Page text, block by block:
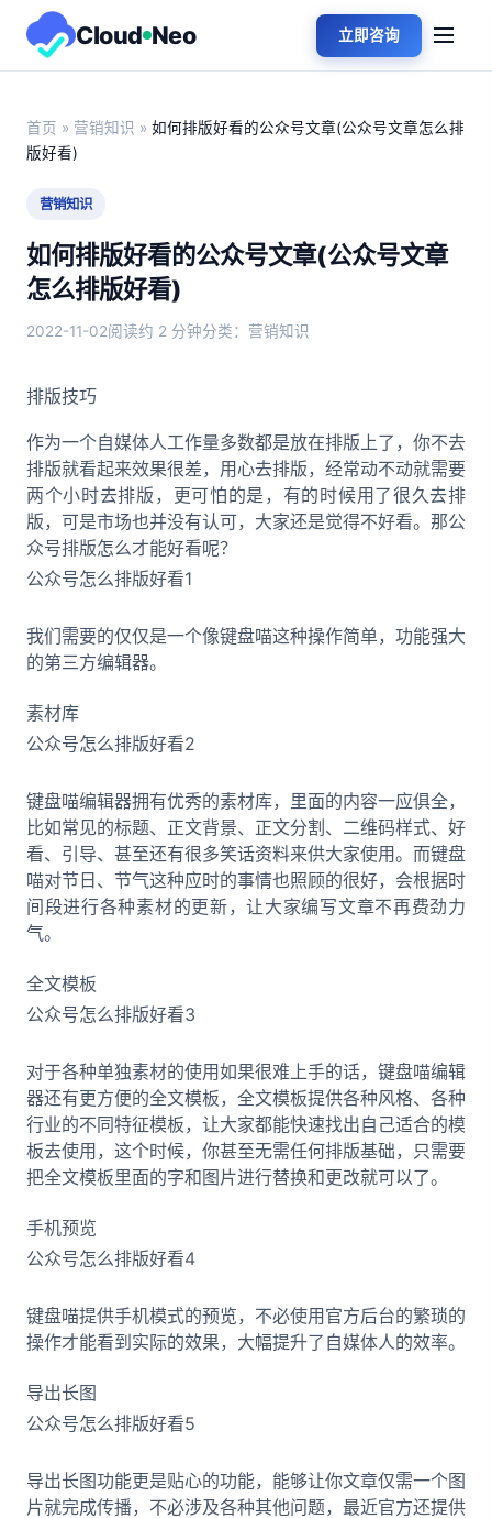
Cloud Neo 立即咨询
首页 » 营销知识 » 如何排版好看的公众号文章(公众号文章怎么排
版好看)
营销知识
如何排版好看的公众号文章(公众号文章
怎么排版好看)
2022-11-02阅读约 2 分钟分类：营销知识
排版技巧
作为一个自媒体人工作量多数都是放在排版上了，你不去
排版就看起来效果很差，用心去排版，经常动不动就需要
两个小时去排版，更可怕的是，有的时候用了很久去排
版，可是市场也并没有认可，大家还是觉得不好看。那公
众号排版怎么才能好看呢？
公众号怎么排版好看1
我们需要的仅仅是一个像键盘喵这种操作简单，功能强大
的第三方编辑器。
素材库
公众号怎么排版好看2
键盘喵编辑器拥有优秀的素材库，里面的内容一应俱全，
比如常见的标题、正文背景、正文分割、二维码样式、好
看、引导、甚至还有很多笑话资料来供大家使用。而键盘
喵对节日、节气这种应时的事情也照顾的很好，会根据时
间段进行各种素材的更新，让大家编写文章不再费劲力
气。
全文模板
公众号怎么排版好看3
对于各种单独素材的使用如果很难上手的话，键盘喵编辑
器还有更方便的全文模板，全文模板提供各种风格、各种
行业的不同特征模板，让大家都能快速找出自己适合的模
板去使用，这个时候，你甚至无需任何排版基础，只需要
把全文模板里面的字和图片进行替换和更改就可以了。
手机预览
公众号怎么排版好看4
键盘喵提供手机模式的预览，不必使用官方后台的繁琐的
操作才能看到实际的效果，大幅提升了自媒体人的效率。
导出长图
公众号怎么排版好看5
导出长图功能更是贴心的功能，能够让你文章仅需一个图
片就完成传播，不必涉及各种其他问题，最近官方还提供